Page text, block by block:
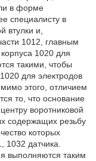
в форме
специалисту в
втулки и,
1012, главным
1020 для
такими, чтобы
для электродов
этого, отличием
то, что основание
воротниковой
содержащих резьбу
которых
1032 датчика.
выполняются таким